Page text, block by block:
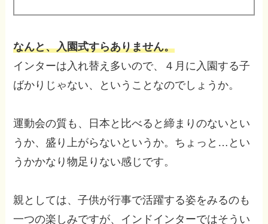
なんと、入園式すらありません。
インターは入れ替え多いので、４月に入園する子
ばかりじゃない、ということなのでしょうか。
運動会の質も、日本と比べると締まりのないとい
うか、盛り上がらないというか。ちょっと…とい
うかかなり物足りない感じです。
親としては、子供が行事で活躍する姿をみるのも
一つの楽しみですが、インドインターではそうい